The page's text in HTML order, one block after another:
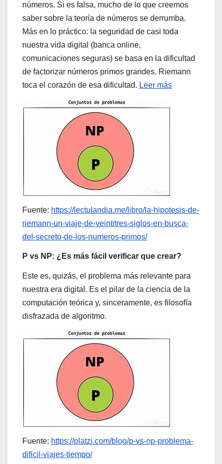
números. Si es falsa, mucho de lo que creemos
saber sobre la teoría de números se derrumba.
Más en lo práctico: la seguridad de casi toda
nuestra vida digital (banca online,
comunicaciones seguras) se basa en la dificultad
de factorizar números primos grandes. Riemann
toca el corazón de esa dificultad. Leer más
Fuente: https://lectulandia.me/libro/la-hipotesis-de-
riemann-un-viaje-de-veintitres-siglos-en-busca-
del-secreto-de-los-numeros-primos/
P vs NP: ¿Es más fácil verificar que crear?
Este es, quizás, el problema más relevante para
nuestra era digital. Es el pilar de la ciencia de la
computación teórica y, sinceramente, es filosofía
disfrazada de algoritmo.
Fuente: https://platzi.com/blog/p-vs-np-problema-
dificil-viajes-tiempo/